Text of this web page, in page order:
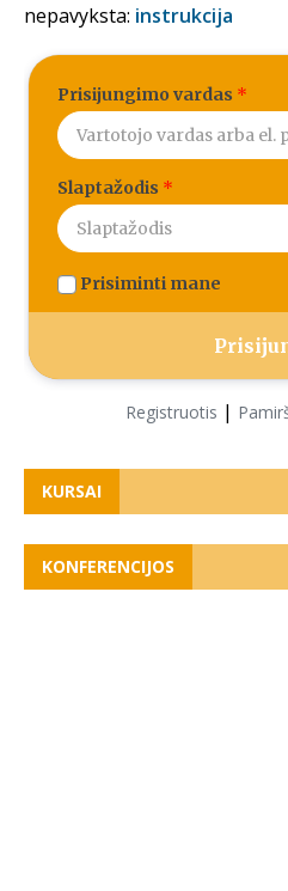
nepavyksta: instrukcija
Prisijungimo vardas *
Slaptažodis *
Prisiminti mane
Registruotis |
KURSAI
KONFERENCIJOS